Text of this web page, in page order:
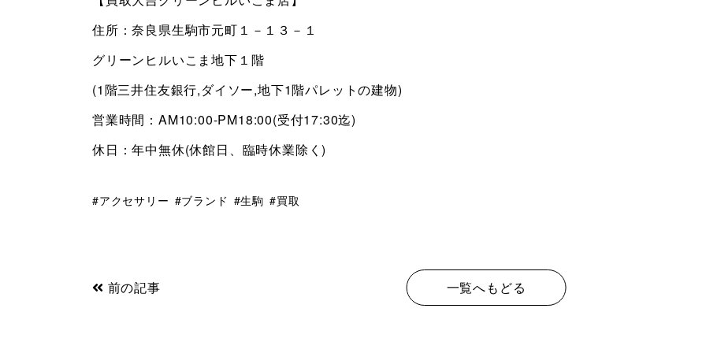
住所：奈良県生駒市元町１－１３－１
グリーンヒルいこま地下１階
(1階三井住友銀行,ダイソー,地下1階パレットの建物)
営業時間：AM10:00-PM18:00(受付17:30迄)
休日：年中無休(休館日、臨時休業除く)
アクセサリー ブランド 生駒 買取
前の記事 一覧へもどる